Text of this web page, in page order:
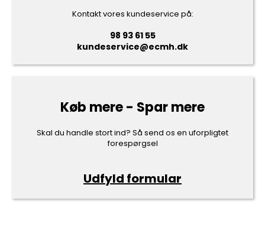
Kontakt vores kundeservice på:
98 93 61 55
kundeservice@ecmh.dk
Køb mere - Spar mere
Skal du handle stort ind? Så send os en uforpligtet
forespørgsel
Udfyld formular